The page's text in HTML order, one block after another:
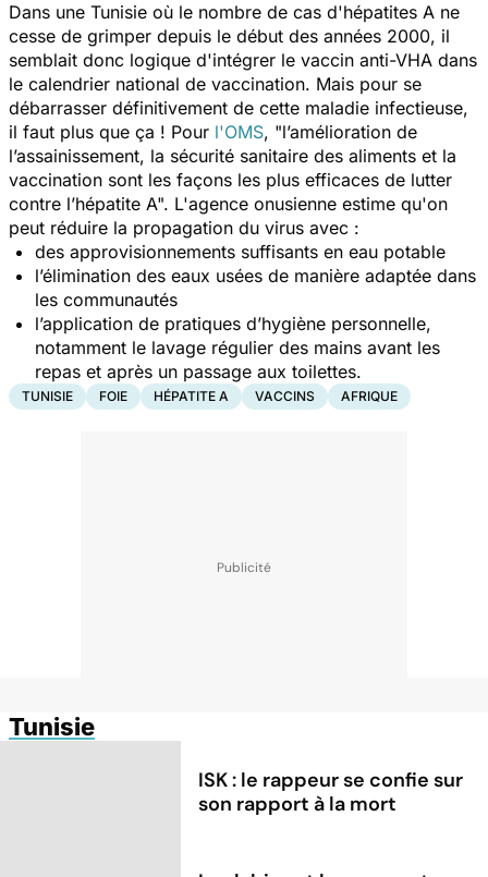
Dans une Tunisie où le nombre de cas d'hépatites A ne
cesse de grimper depuis le début des années 2000, il
semblait donc logique d'intégrer le vaccin anti-VHA dans
le calendrier national de vaccination. Mais pour se
débarrasser définitivement de cette maladie infectieuse,
il faut plus que ça ! Pour l'OMS, "l’amélioration de
l’assainissement, la sécurité sanitaire des aliments et la
vaccination sont les façons les plus efficaces de lutter
contre l’hépatite A". L'agence onusienne estime qu'on
peut réduire la propagation du virus avec :
des approvisionnements suffisants en eau potable
l’élimination des eaux usées de manière adaptée dans
les communautés
l’application de pratiques d’hygiène personnelle,
notamment le lavage régulier des mains avant les
repas et après un passage aux toilettes.
TUNISIE FOIE HÉPATITE A VACCINS AFRIQUE
Tunisie
ISK : le rappeur se confie sur
son rapport à la mort